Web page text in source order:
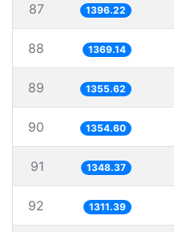
87 1396.22
88 1369.14
89 1355.62
90 1354.60
91 1348.37
92 1311.39